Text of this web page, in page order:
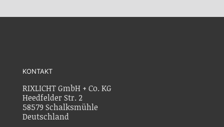
KONTAKT
RIXLICHT GmbH + Co. KG
Heedfelder Str. 2
58579 Schalksmühle
Deutschland